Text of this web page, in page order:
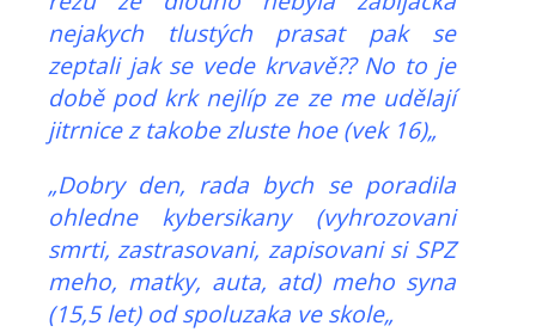
nejakych tlustých prasat pak se
zeptali jak se vede krvavě?? No to je
době pod krk nejlíp ze ze me udělají
jitrnice z takobe zluste hoe (vek 16)„
„Dobry den, rada bych se poradila
ohledne kybersikany (vyhrozovani
smrti, zastrasovani, zapisovani si SPZ
meho, matky, auta, atd) meho syna
(15,5 let) od spoluzaka ve skole„